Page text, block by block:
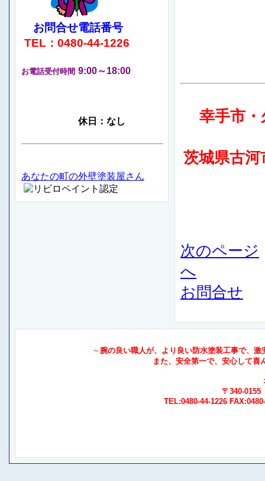
幸手市
茨城県古
次のページ
へ
お問合せ
お問合せ電話番号
TEL：0480-44-1226
お電話受付時間 9:00～18:00
休日：なし
あなたの町の外壁塗装屋さん
～腕の良い職人が、より良い防水塗装工事で、
また、安全第一で、安心して喜
〒340-0155
TEL:0480-44-1226